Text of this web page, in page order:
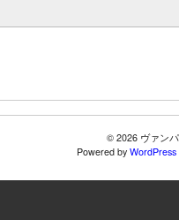
© 2026 ヴァン
Powered by WordPress